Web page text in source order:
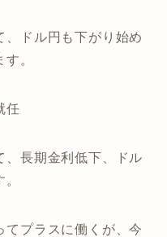
、ドル円も下がり始め
。
任
、長期金利低下、ドル
てプラスに働くが、今